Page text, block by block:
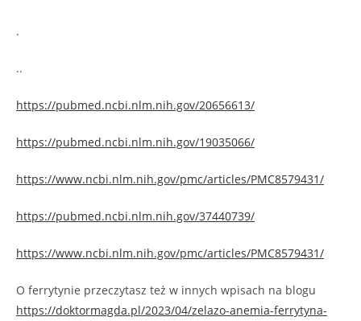
.
..
https://pubmed.ncbi.nlm.nih.gov/20656613/
https://pubmed.ncbi.nlm.nih.gov/19035066/
https://www.ncbi.nlm.nih.gov/pmc/articles/PMC8579431/
https://pubmed.ncbi.nlm.nih.gov/37440739/
https://www.ncbi.nlm.nih.gov/pmc/articles/PMC8579431/
O ferrytynie przeczytasz też w innych wpisach na blogu
https://doktormagda.pl/2023/04/zelazo-anemia-ferrytyna-